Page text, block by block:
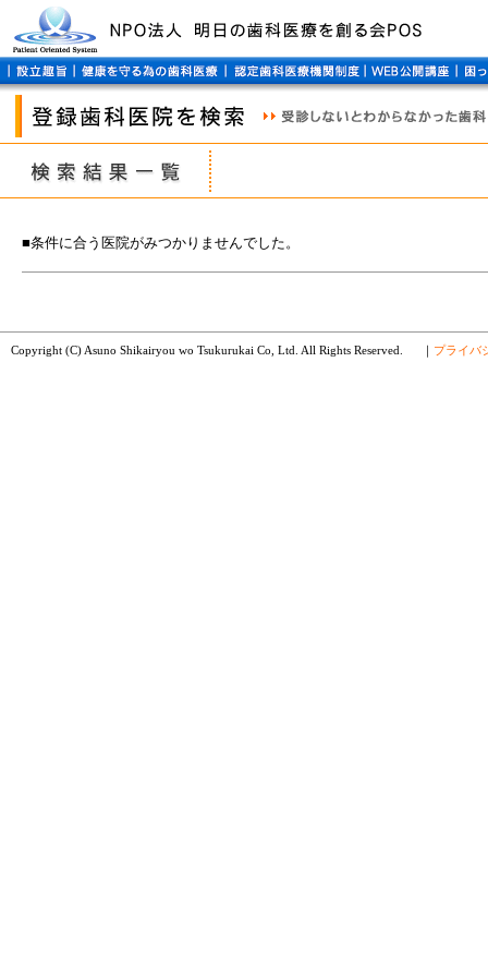
■条件に合う医院がみつかりませんでした。
Copyright (C) Asuno Shikairyou wo Tsukurukai Co, Ltd. All Rights Reserved. プライバ